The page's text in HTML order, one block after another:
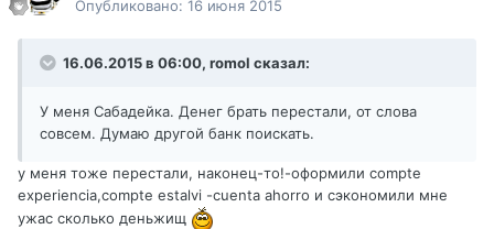
Опубликовано: 16 июня 2015
16.06.2015 в 06:00, romol сказал:
У меня Сабадейка. Денег брать перестали, от слова
совсем. Думаю другой банк поискать.
у меня тоже перестали, наконец-то!-оформили compte
experiencia,compte estalvi -cuenta ahorro и сэкономили мне
ужас сколько деньжищ